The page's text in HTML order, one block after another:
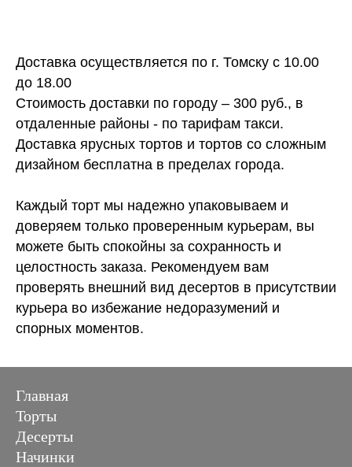
Доставка осуществляется по г. Томску с 10.00
до 18.00
Стоимость доставки по городу – 300 руб., в
отдаленные районы - по тарифам такси.
Доставка ярусных тортов и тортов со сложным
дизайном бесплатна в пределах города.
Каждый торт мы надежно упаковываем и
доверяем только проверенным курьерам, вы
можете быть спокойны за сохранность и
целостность заказа. Рекомендуем вам
проверять внешний вид десертов в присутствии
курьера во избежание недоразумений и
спорных моментов.
Главная
Торты
Десерты
Начинки